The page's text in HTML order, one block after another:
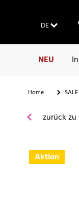
DE
NEU
Home SALE
zurück zu
Aktion